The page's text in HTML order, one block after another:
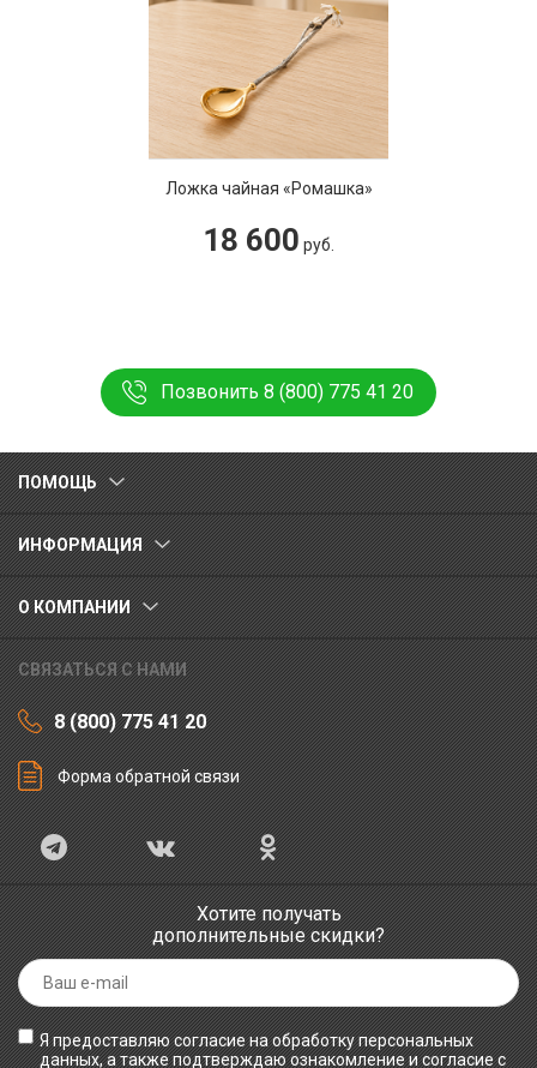
Ложка чайная «Ромашка»
18 600 руб.
Позвонить 8 (800) 775 41 20
ПОМОЩЬ
ИНФОРМАЦИЯ
О КОМПАНИИ
СВЯЗАТЬСЯ С НАМИ
8 (800) 775 41 20
Форма обратной связи
Хотите получать
дополнительные скидки?
Я предоставляю согласие на обработку персональных
данных, а также подтверждаю ознакомление и согласие с